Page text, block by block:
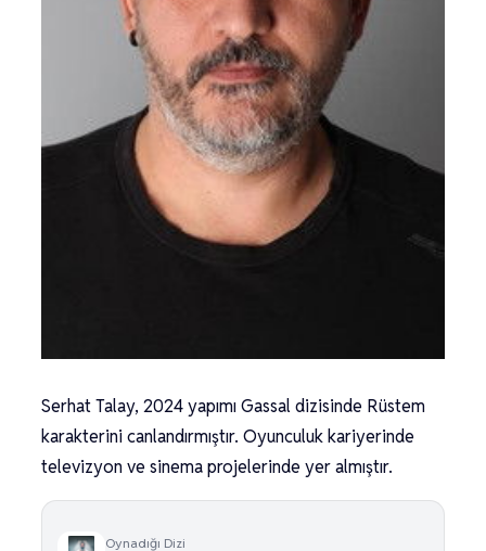
Serhat Talay, 2024 yapımı Gassal dizisinde Rüstem
karakterini canlandırmıştır. Oyunculuk kariyerinde
televizyon ve sinema projelerinde yer almıştır.
Oynadığı Dizi